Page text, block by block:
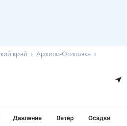
край
Архипо-Осиповка
Давление Ветер Осадки